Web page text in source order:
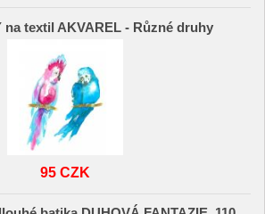
na textil AKVAREL - Různé druhy
95 CZK